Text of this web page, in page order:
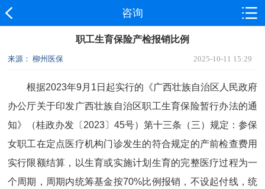
咨询
职工生育保险产检报销比例
来源： 柳州医保 2025-10-11 15:29
根据2023年9月1日起实行的《广西壮族自治区人民政府
办公厅关于印发广西壮族自治区职工生育保险暂行办法的通
知》（桂政办发〔2023〕45号）第十三条（三）规定：参保
女职工在定点医疗机构门诊发生的符合规定的产前检查费用
实行限额结算，以生育或实施计划生育的完整医疗过程为一
个周期，周期内统筹基金按70%比例报销，不设起付线，统